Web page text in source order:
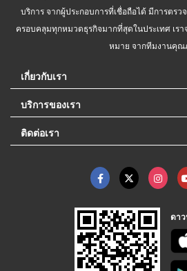
บริการ จากผู้ประกอบการที่เชื่อถือได้ มีการตร
ครอบคลุมทุกหมวดธุรกิจมากที่สุดในประเทศ เร
หมาย จากทีมงานคุณ
เกี่ยวกับเรา
บริการของเรา
ติดต่อเรา
ดา